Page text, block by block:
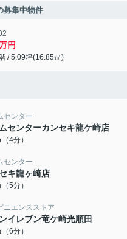
募集中物件
円
/ 5.09坪(16.85㎡)
センター
センターカンセキ龍ケ崎店
4分）
センター
キ龍ヶ崎店
5分）
ニエンスストア
イレブン竜ケ崎光順田
6分）